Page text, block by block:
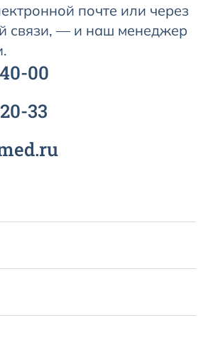
почте или через
связи, — и наш менеджер
00
33